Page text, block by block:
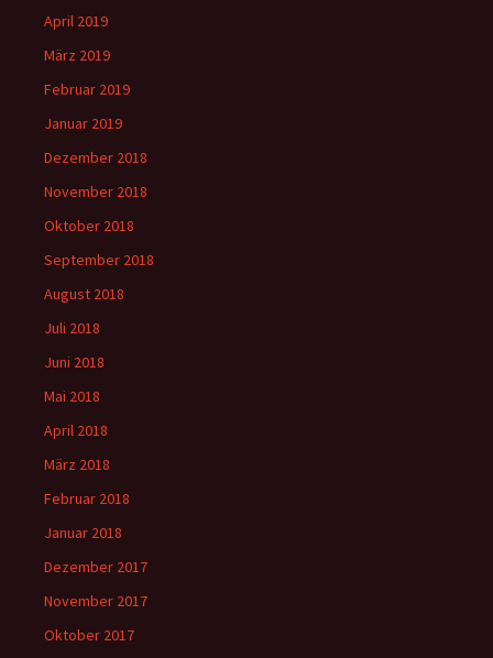
April 2019
März 2019
Februar 2019
Januar 2019
Dezember 2018
November 2018
Oktober 2018
September 2018
August 2018
Juli 2018
Juni 2018
Mai 2018
April 2018
März 2018
Februar 2018
Januar 2018
Dezember 2017
November 2017
Oktober 2017